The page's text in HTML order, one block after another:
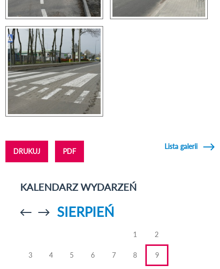
DRUKUJ PDF
Lista galerii
KALENDARZ WYDARZEŃ
Przejdź doPrzejdź do
SIERPIEŃ
1 2
3 4 5 6 7 8 9